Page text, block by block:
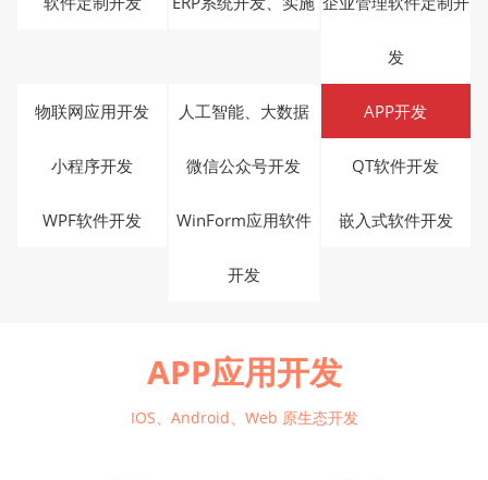
发
物联网应用开发 人工智能、大数据 APP开发
小程序开发 微信公众号开发 QT软件开发
WPF软件开发 WinForm应用软件
开发
嵌入式软件开发
APP应用开发
IOS、Android、Web 原生态开发